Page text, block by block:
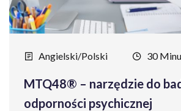
Angielski/Polski 30
MTQ48® – narzędzie do
odporności psychicznej